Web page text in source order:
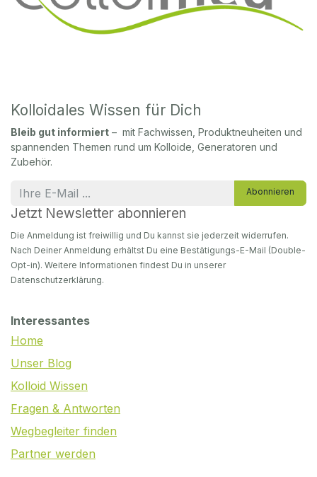
Kolloidales Wissen für Dich
Bleib gut informiert – mit Fachwissen, Produktneuheiten und
spannenden Themen rund um Kolloide, Generatoren und
Zubehör.
Abonnieren
Jetzt Newsletter abonnieren
Die Anmeldung ist freiwillig und Du kannst sie jederzeit widerrufen.
Nach Deiner Anmeldung erhältst Du eine Bestätigungs-E-Mail (Double-
Opt-in). Weitere Informationen findest Du in unserer
Datenschutzerklärung.
Interessantes
Home
Unser Blog
Kolloid Wissen
Fragen & Antworten
Wegbegleiter finden
Partner werden